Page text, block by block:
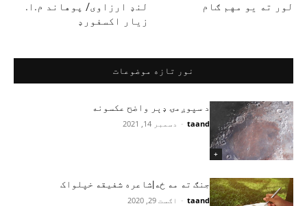
لنډ ارزاوی/ پوهاند م.ا.
زيار اکسفورډ
لور ته یو مهم ګام
نور تازه موضوعات
+
د سپوږمۍ ډېر واضح عکسونه
taand
- دسمبر 14, 2021
جنګ ته مه ځه|شاعره شفیقه خپلواک
taand
- اګست 29, 2020